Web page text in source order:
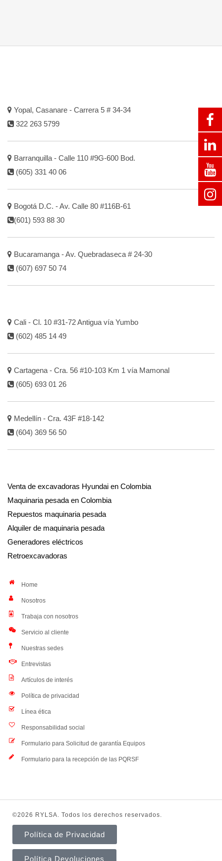
Yopal, Casanare - Carrera 5 # 34-34
322 263 5799
Barranquilla - Calle 110 #9G-600 Bod.
(605) 331 40 06
Bogotá D.C. - Av. Calle 80 #116B-61
(601) 593 88 30
Bucaramanga - Av. Quebradaseca # 24-30
(607) 697 50 74
Cali - Cl. 10 #31-72 Antigua vía Yumbo
(602) 485 14 49
Cartagena - Cra. 56 #10-103 Km 1 vía Mamonal
(605) 693 01 26
Medellín - Cra. 43F #18-142
(604) 369 56 50
Venta de excavadoras Hyundai en Colombia
Maquinaria pesada en Colombia
Repuestos maquinaria pesada
Alquiler de maquinaria pesada
Generadores eléctricos
Retroexcavadoras
Home
Nosotros
Trabaja con nosotros
Servicio al cliente
Nuestras sedes
Entrevistas
Artículos de interés
Política de privacidad
Línea ética
Responsabilidad social
Formulario para Solicitud de garantía Equipos
Formulario para la recepción de las PQRSF
©2026 RYLSA. Todos los derechos reservados.
Política de Privacidad
Política Devoluciones